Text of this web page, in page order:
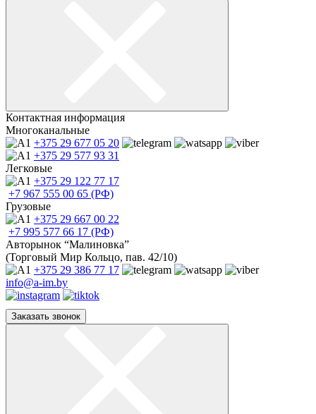
Контактная информация
Многоканальные
+375 29 677 05 20
+375 29 577 93 31
Легковые
+375 29 122 77 17
+7 967 555 00 65 (РФ)
Грузовые
+375 29 667 00 22
+7 995 577 66 17 (РФ)
Авторынок “Малиновка”
(Торговый Мир Кольцо, пав. 42/10)
+375 29 386 77 17
info@a-im.by
Заказать звонок